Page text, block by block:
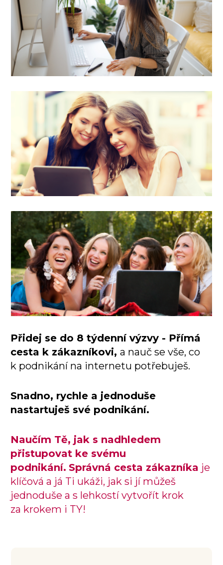
Přidej se do 8 týdenní výzvy - Přímá
cesta k zákazníkovi,a nauč se vše, co
k podnikání na internetu potřebuješ.
Snadno, rychle a jednoduše
nastartuješ své podnikání.
Naučím Tě, jak s nadhledem
přistupovat ke svému
podnikání. Správná cesta zákazníka je
klíčová a já Ti ukáži, jak si jí můžeš
jednoduše a s lehkostí vytvořít krok
za krokem i TY!